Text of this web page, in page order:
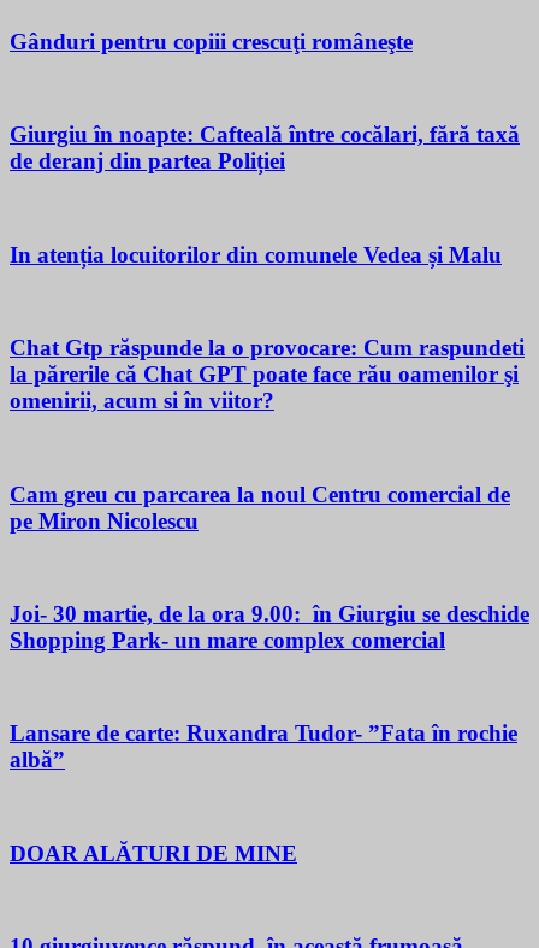
Gânduri pentru copiii crescuţi româneşte
Giurgiu în noapte: Cafteală între cocălari, fără taxă
de deranj din partea Poliției
In atenția locuitorilor din comunele Vedea și Malu
Chat Gtp răspunde la o provocare: Cum raspundeti
la părerile că Chat GPT poate face rău oamenilor şi
omenirii, acum si în viitor?
Cam greu cu parcarea la noul Centru comercial de
pe Miron Nicolescu
Joi- 30 martie, de la ora 9.00: în Giurgiu se deschide
Shopping Park- un mare complex comercial
Lansare de carte: Ruxandra Tudor- ”Fata în rochie
albă”
DOAR ALĂTURI DE MINE